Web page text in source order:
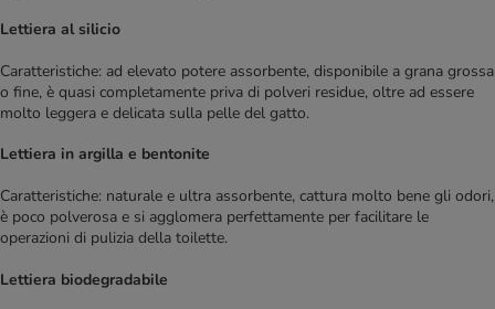
Lettiera al silicio
Caratteristiche: ad elevato potere assorbente, disponibile a grana grossa
o fine, è quasi completamente priva di polveri residue, oltre ad essere
molto leggera e delicata sulla pelle del gatto.
Lettiera in argilla e bentonite
Caratteristiche: naturale e ultra assorbente, cattura molto bene gli odori,
è poco polverosa e si agglomera perfettamente per facilitare le
operazioni di pulizia della toilette.
Lettiera biodegradabile